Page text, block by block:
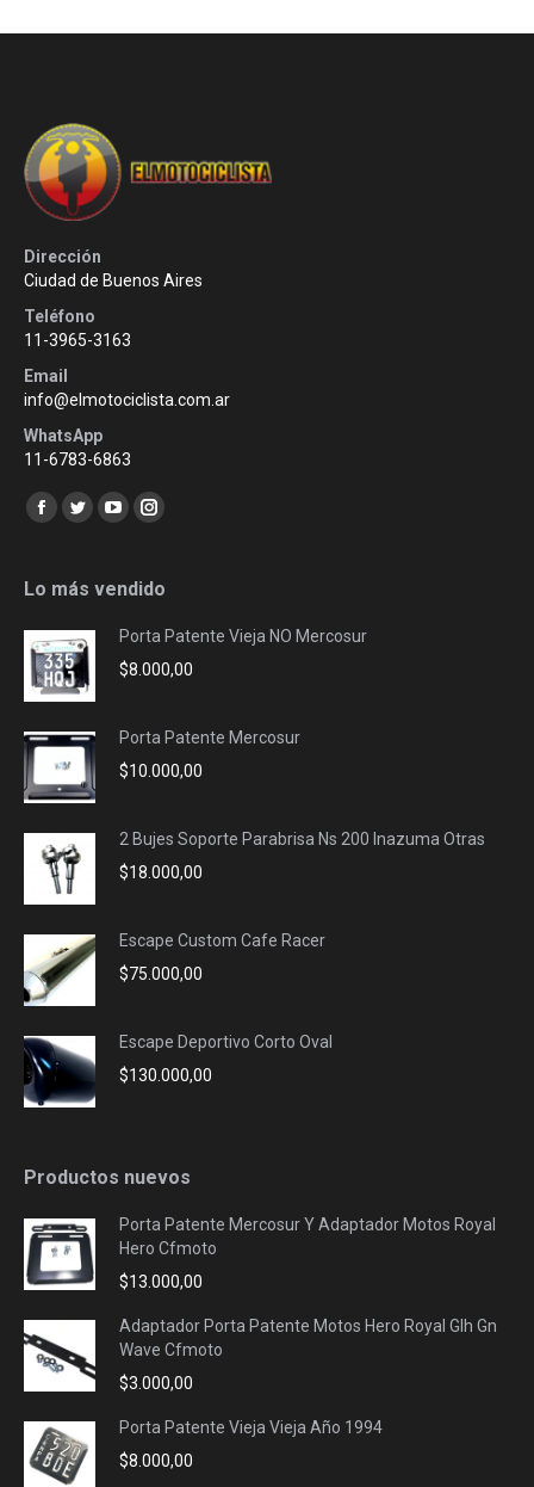
Dirección
Ciudad de Buenos Aires
Teléfono
11-3965-3163
Email
info@elmotociclista.com.ar
WhatsApp
11-6783-6863
Encuéntranos en:
Facebook
opens
new
window
Twitter
opens
new
window
YouTube
opens
new
window
Instagram
opens
new
window
Lo más vendido
Porta Patente Vieja NO Mercosur
$8.000,00
Porta Patente Mercosur
$10.000,00
2 Bujes Soporte Parabrisa Ns 200 Inazuma Otras
$18.000,00
Escape Custom Cafe Racer
$75.000,00
Escape Deportivo Corto Oval
$130.000,00
Productos nuevos
Porta Patente Mercosur Y Adaptador Motos Royal
Hero Cfmoto
$13.000,00
Adaptador Porta Patente Motos Hero Royal Glh Gn
Wave Cfmoto
$3.000,00
Porta Patente Vieja Vieja Año 1994
$8.000,00